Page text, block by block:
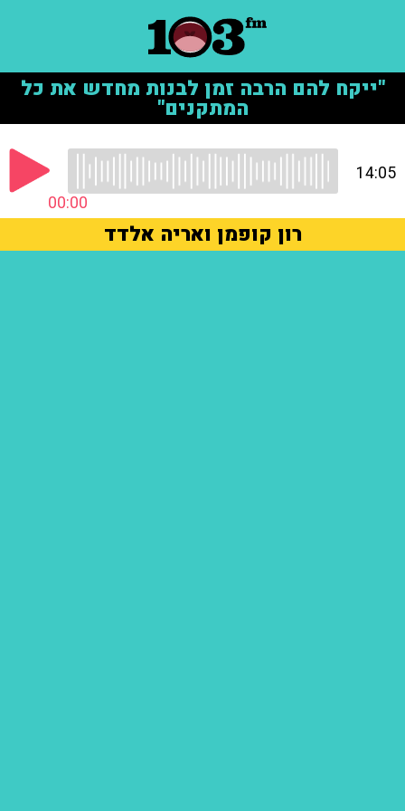
"ייקח להם הרבה זמן לבנות מחדש את כל
המתקנים"
00:00
14:05
רון קופמן ואריה אלדד